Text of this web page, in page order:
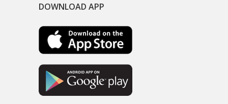
DOWNLOAD APP